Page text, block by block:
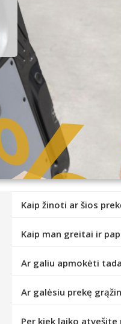
Kaip žinoti ar šios
Kaip man greitai ir
Ar galiu apmokėti
Ar galėsiu prekę
Per kiek laiko atvešite